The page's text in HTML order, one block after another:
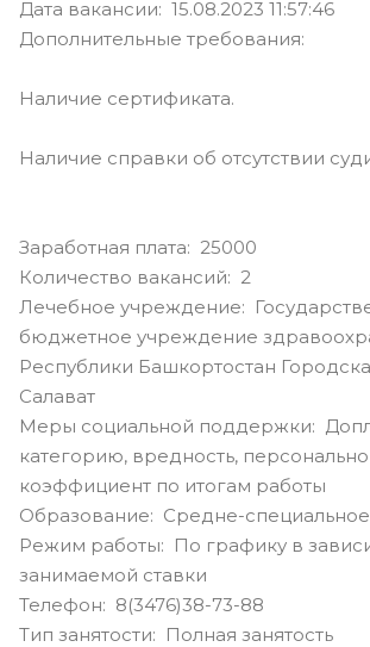
Дата вакансии: 15.08.2023 11:57:46
Дополнительные требования:
Наличие сертификата.
Наличие справки об отсутствии
Заработная плата: 25000
Количество вакансий: 2
Лечебное учреждение:
бюджетное учреждение
Республики Башкортостан
Салават
Меры социальной поддержки:
категорию, вредность,
коэффициент по итогам работы
Образование: Средне-специальное
Режим работы: По графику в
занимаемой ставки
Телефон: 8(3476)38-73-88
Тип занятости: Полная занятость